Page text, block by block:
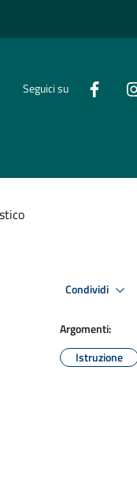
Seguici su
Condividi
Argomenti:
Istruzione